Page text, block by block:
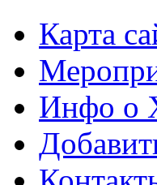
Карта
Инфо о